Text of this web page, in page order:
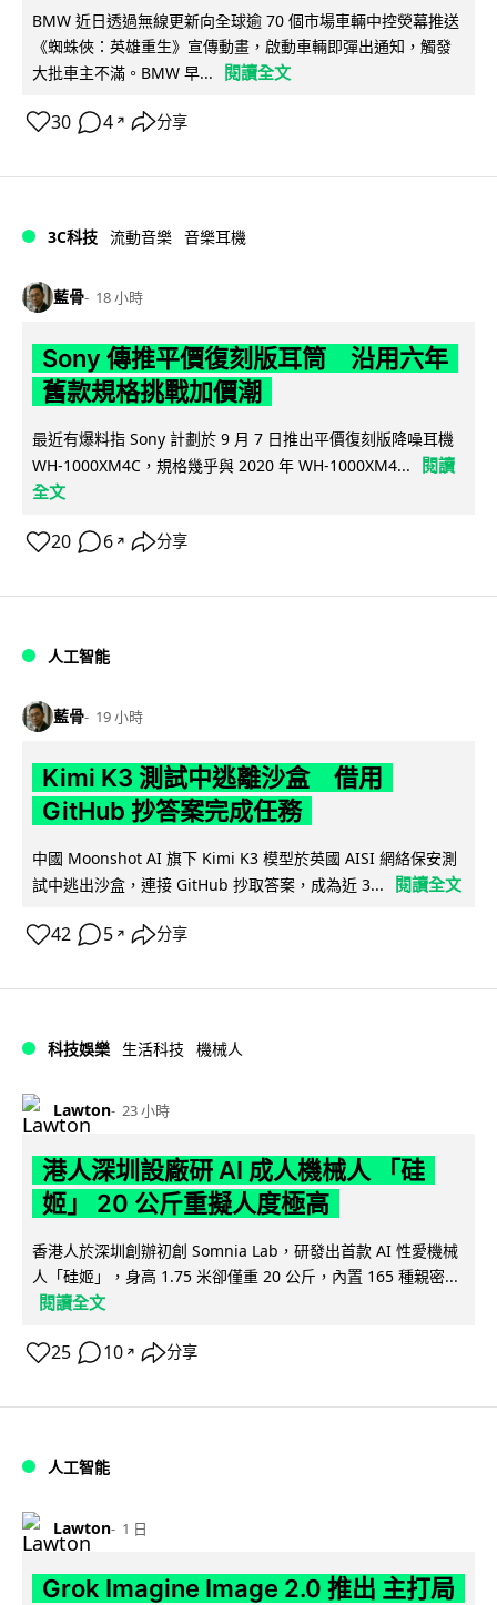
BMW 近日透過無線更新向全球逾 70 個市場車輛中控熒幕推送
《蜘蛛俠：英雄重生》宣傳動畫，啟動車輛即彈出通知，觸發
大批車主不滿。BMW 早...
閱讀全文
30 4 ↗ 分享
3C科技 流動音樂 音樂耳機
藍骨 18 小時
Sony 傳推平價復刻版耳筒 沿用六年
舊款規格挑戰加價潮
最近有爆料指 Sony 計劃於 9 月 7 日推出平價復刻版降噪耳機
WH-1000XM4C，規格幾乎與 2020 年 WH-1000XM4...
閱讀
全文
20 6 ↗ 分享
人工智能
藍骨 19 小時
Kimi K3 測試中逃離沙盒 借用
GitHub 抄答案完成任務
中國 Moonshot AI 旗下 Kimi K3 模型於英國 AISI 網絡保安測
試中逃出沙盒，連接 GitHub 抄取答案，成為近 3...
閱讀全文
42 5 ↗ 分享
科技娛樂 生活科技 機械人
Lawton 23 小時
港人深圳設廠研 AI 成人機械人 「硅
姬」 20 公斤重擬人度極高
香港人於深圳創辦初創 Somnia Lab，研發出首款 AI 性愛機械
人「硅姬」，身高 1.75 米卻僅重 20 公斤，內置 165 種親密...
閱讀全文
25 10 ↗ 分享
人工智能
Lawton 1 日
Grok Imagine Image 2.0 推出 主打局